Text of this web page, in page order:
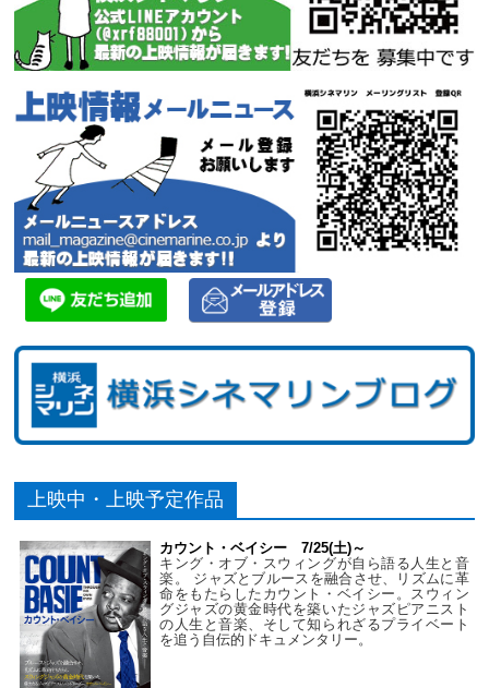
上映中・上映予定作品
カウント・ベイシー 7/25(土)～
キング・オブ・スウィングが自ら語る人生と音
楽。 ジャズとブルースを融合させ、リズムに革
命をもたらしたカウント・ベイシー。スウィン
グジャズの黄金時代を築いたジャズピアニスト
の人生と音楽、そして知られざるプライベート
を追う自伝的ドキュメンタリー。